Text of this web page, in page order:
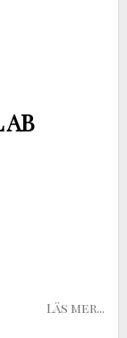
Läs mer...